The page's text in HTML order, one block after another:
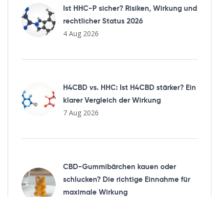
Ist HHC-P sicher? Risiken, Wirkung und
rechtlicher Status 2026
4 Aug 2026
H4CBD vs. HHC: Ist H4CBD stärker? Ein
klarer Vergleich der Wirkung
7 Aug 2026
CBD-Gummibärchen kauen oder
schlucken? Die richtige Einnahme für
maximale Wirkung